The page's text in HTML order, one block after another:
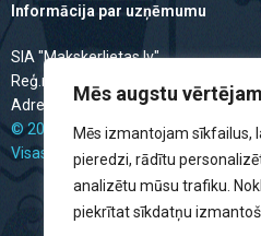
Mēs augstu
Mēs izmantojam sīkfailus,
pieredzi, rādītu
analizētu mūsu trafiku.
piekrītat sīkdatņu
Informācija par uzņēmumu
SIA "Makskerlietas.lv"
Reģ.nr.: 40203478419
Adrese: Ropažu iela 45, Rīga, LV-
© 2025 Makskerlietas.lv
Visas tiesības aizsargātas.